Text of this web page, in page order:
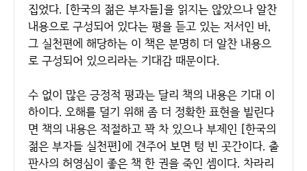
집었다. [한국의 젊은 부자들]을 읽지는 않았으나 알찬
내용으로 구성되어 있다는 평을 듣고 있는 저서인 바,
그 실천편에 해당하는 이 책은 분명히 더 알찬 내용으
로 구성되어 있으리라는 기대감 때문이다.
수 없이 많은 긍정적 평과는 달리 책의 내용은 기대 이
하이다. 오해를 덜기 위해 좀 더 정확한 표현을 빌린다
면 책의 내용은 적절하고 꽉 차 있으나 부제인 [한국의
젊은 부자들 실천편]에 견주어 보면 텅 빈 곳간이다. 출
판사의 허영심이 좋은 책 한 권을 죽인 셈이다. 차라리